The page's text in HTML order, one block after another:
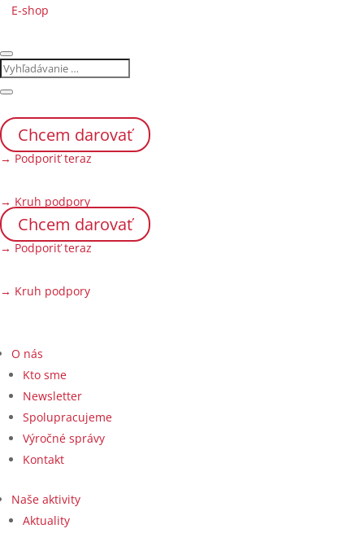
E-shop
Chcem darovať
→ Podporiť teraz
→ Kruh podpory
Chcem darovať
→ Podporiť teraz
→ Kruh podpory
O nás
Kto sme
Newsletter
Spolupracujeme
Výročné správy
Kontakt
Naše aktivity
Aktuality